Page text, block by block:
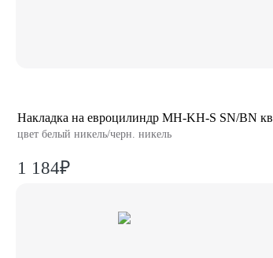
Накладка на евроцилиндр MH-KH-S SN/BN
цвет белый никель/черн. никель
1 184₽